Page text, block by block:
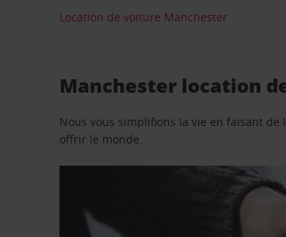
Location de voiture Manchester
Manchester location
Nous vous simplifions la vie en faisant
offrir le monde.